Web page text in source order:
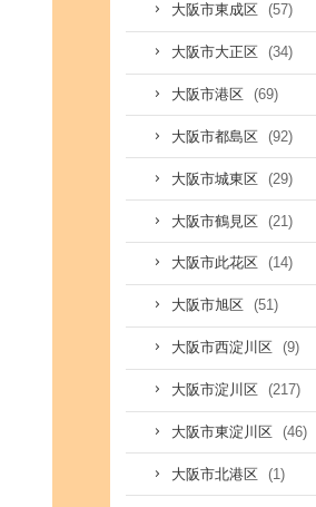
大阪市東成区 (57)
大阪市大正区 (34)
大阪市港区 (69)
大阪市都島区 (92)
大阪市城東区 (29)
大阪市鶴見区 (21)
大阪市此花区 (14)
大阪市旭区 (51)
大阪市西淀川区 (9)
大阪市淀川区 (217)
大阪市東淀川区 (46)
大阪市北港区 (1)